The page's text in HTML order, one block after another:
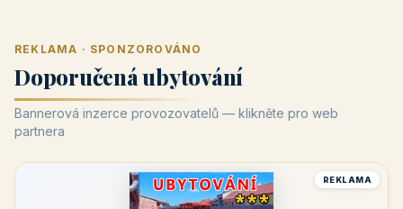
REKLAMA · SPONZOROVÁNO
Doporučená ubytování
Bannerová inzerce provozovatelů — klikněte pro web
partnera
REKLAMA